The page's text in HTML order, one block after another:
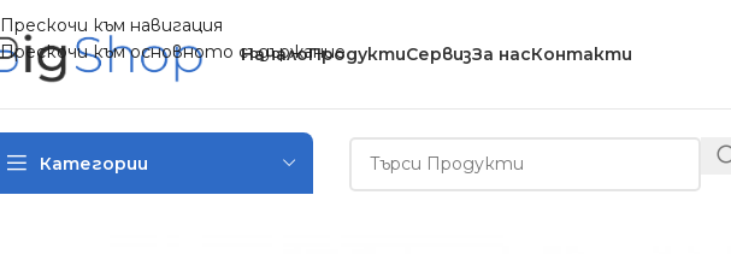
Прескочи към навигация
Прескочи към основното съдържание
НачалоПродуктиСервизЗа насКонтакти
Категории